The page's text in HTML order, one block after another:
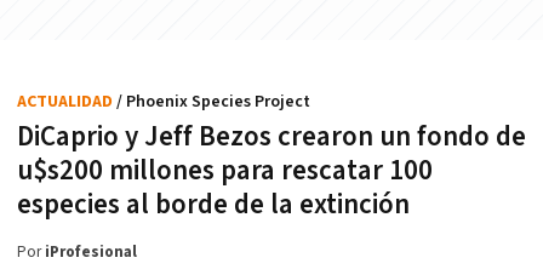
DiCaprio y Jeff Bezos crearon un fondo de
u$s200 millones para rescatar 100
especies al borde de la extinción
ACTUALIDAD / Phoenix Species Project
PoriProfesional